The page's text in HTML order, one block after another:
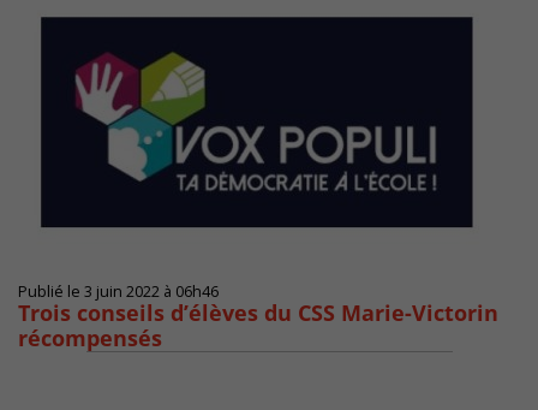
Publié le 3 juin 2022 à 06h46
Trois conseils d’élèves du CSS Marie-Victorin
récompensés